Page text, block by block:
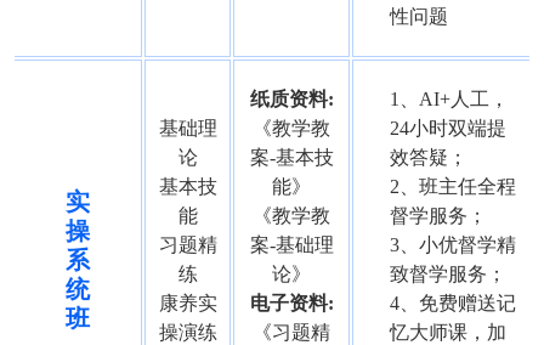
性问题
实
操
系
统
班
基础理
论
基本技
能
习题精
练
康养实
操演练
纸质资料:
《教学教
案-基本技
能》
《教学教
案-基础理
论》
电子资料:
《习题精
1、AI+人工，
24小时双端提
效答疑；
2、班主任全程
督学服务；
3、小优督学精
致督学服务；
4、免费赠送记
忆大师课，加